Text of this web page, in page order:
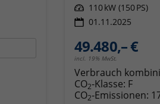
Leistung 110 kW (150 PS)
01.11.2025
49.480,– €
incl. 19% MwSt.
Verbrauch
CO2-Klasse: F
CO2-Emissionen: